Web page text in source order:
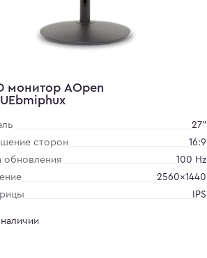
монитор AOpen
27"
сторон
16:9
обновления
100 Hz
2560×1440
IPS